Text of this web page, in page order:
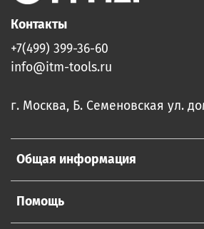
Общая информация
Помощь
Контакты
+7(499) 399-36-60
info@itm-tools.ru
г. Москва, Б. Семеновская ул.